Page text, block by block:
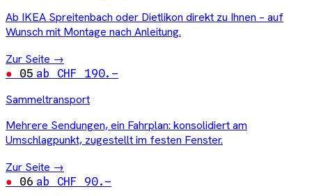
Ab IKEA Spreitenbach oder Dietlikon direkt zu Ihnen – auf
Wunsch mit Montage nach Anleitung.
Zur Seite →
05 ab CHF 190.–
Sammeltransport
Mehrere Sendungen, ein Fahrplan: konsolidiert am
Umschlagpunkt, zugestellt im festen Fenster.
Zur Seite →
06 ab CHF 90.–